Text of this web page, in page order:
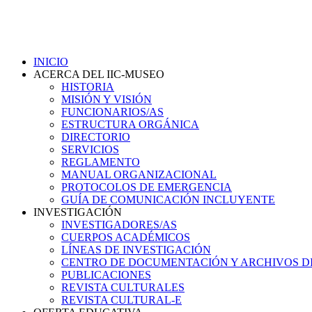
INICIO
ACERCA DEL IIC-MUSEO
HISTORIA
MISIÓN Y VISIÓN
FUNCIONARIOS/AS
ESTRUCTURA ORGÁNICA
DIRECTORIO
SERVICIOS
REGLAMENTO
MANUAL ORGANIZACIONAL
PROTOCOLOS DE EMERGENCIA
GUÍA DE COMUNICACIÓN INCLUYENTE
INVESTIGACIÓN
INVESTIGADORES/AS
CUERPOS ACADÉMICOS
LÍNEAS DE INVESTIGACIÓN
CENTRO DE DOCUMENTACIÓN Y ARCHIVOS
PUBLICACIONES
REVISTA CULTURALES
REVISTA CULTURAL-E